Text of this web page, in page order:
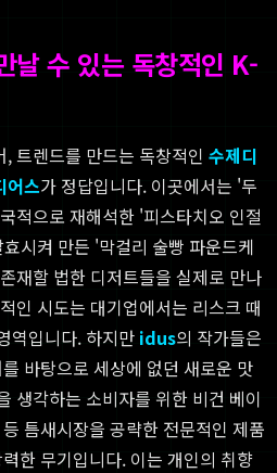
날 수 있는 독창적인 K-
트렌드를 만드는 독창적인 수제디
어스가 정답입니다. 이곳에서는 '두
적으로 재해석한 '피스타치오 인절
시켜 만든 '막걸리 술빵 파운드케
재할 법한 디저트들을 실제로 만나
인 시도는 대기업에서는 리스크 때
역입니다. 하지만 idus의 작가들은
바탕으로 세상에 없던 새로운 맛
생각하는 소비자를 위한 비건 베이
등 틈새시장을 공략한 전문적인 제품
한 무기입니다. 이는 개인의 취향